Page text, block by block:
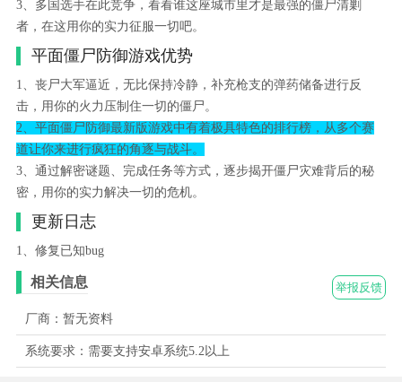
3、多国选手在此竞争，看看谁这座城市里才是最强的僵尸清剿
者，在这用你的实力征服一切吧。
平面僵尸防御游戏优势
1、丧尸大军逼近，无比保持冷静，补充枪支的弹药储备进行反
击，用你的火力压制住一切的僵尸。
2、平面僵尸防御最新版游戏中有着极具特色的排行榜，从多个赛
道让你来进行疯狂的角逐与战斗。
3、通过解密谜题、完成任务等方式，逐步揭开僵尸灾难背后的秘
密，用你的实力解决一切的危机。
更新日志
1、修复已知bug
举报反馈
相关信息
厂商：暂无资料
系统要求：需要支持安卓系统5.2以上